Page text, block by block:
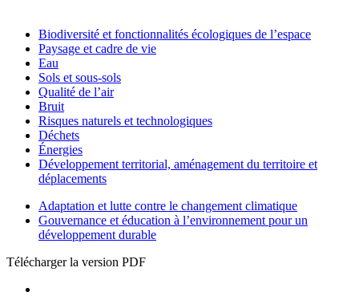
Biodiversité et fonctionnalités écologiques de l’espace
Paysage et cadre de vie
Eau
Sols et sous-sols
Qualité de l’air
Bruit
Risques naturels et technologiques
Déchets
Énergies
Développement territorial, aménagement du territoire et
déplacements
Adaptation et lutte contre le changement climatique
Gouvernance et éducation à l’environnement pour un
développement durable
Télécharger la version PDF